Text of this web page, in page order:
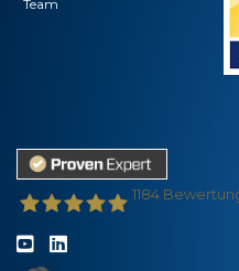
Team
1184